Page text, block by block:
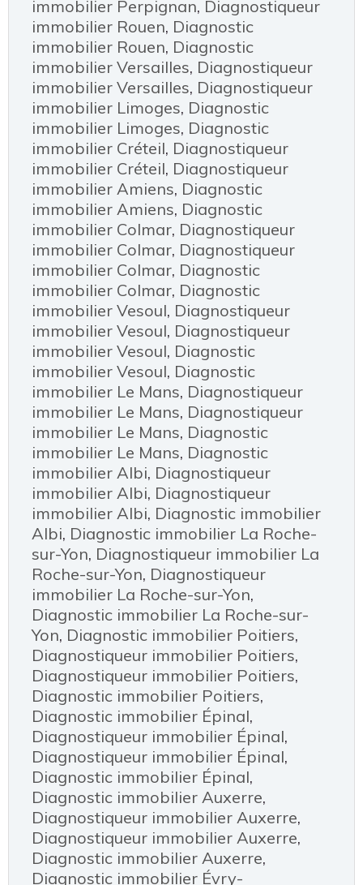
immobilier Perpignan, Diagnostiqueur
immobilier Rouen, Diagnostic
immobilier Rouen, Diagnostic
immobilier Versailles, Diagnostiqueur
immobilier Versailles, Diagnostiqueur
immobilier Limoges, Diagnostic
immobilier Limoges, Diagnostic
immobilier Créteil, Diagnostiqueur
immobilier Créteil, Diagnostiqueur
immobilier Amiens, Diagnostic
immobilier Amiens, Diagnostic
immobilier Colmar, Diagnostiqueur
immobilier Colmar, Diagnostiqueur
immobilier Colmar, Diagnostic
immobilier Colmar, Diagnostic
immobilier Vesoul, Diagnostiqueur
immobilier Vesoul, Diagnostiqueur
immobilier Vesoul, Diagnostic
immobilier Vesoul, Diagnostic
immobilier Le Mans, Diagnostiqueur
immobilier Le Mans, Diagnostiqueur
immobilier Le Mans, Diagnostic
immobilier Le Mans, Diagnostic
immobilier Albi, Diagnostiqueur
immobilier Albi, Diagnostiqueur
immobilier Albi, Diagnostic immobilier
Albi, Diagnostic immobilier La Roche-
sur-Yon, Diagnostiqueur immobilier La
Roche-sur-Yon, Diagnostiqueur
immobilier La Roche-sur-Yon,
Diagnostic immobilier La Roche-sur-
Yon, Diagnostic immobilier Poitiers,
Diagnostiqueur immobilier Poitiers,
Diagnostiqueur immobilier Poitiers,
Diagnostic immobilier Poitiers,
Diagnostic immobilier Épinal,
Diagnostiqueur immobilier Épinal,
Diagnostiqueur immobilier Épinal,
Diagnostic immobilier Épinal,
Diagnostic immobilier Auxerre,
Diagnostiqueur immobilier Auxerre,
Diagnostiqueur immobilier Auxerre,
Diagnostic immobilier Auxerre,
Diagnostic immobilier Évry-